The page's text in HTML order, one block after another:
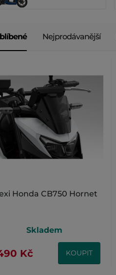
Nejprodávanější
Honda CB750 Hornet
Skladem
Kč KOUPIT